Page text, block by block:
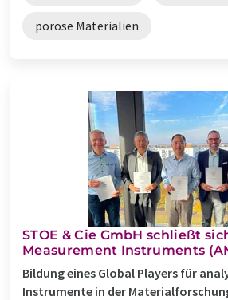
poröse Materialien
STOE & Cie GmbH schließt
Measurement Instruments
Bildung eines Global Players für
Instrumente in der